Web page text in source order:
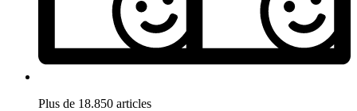
Plus de 18.850 articles